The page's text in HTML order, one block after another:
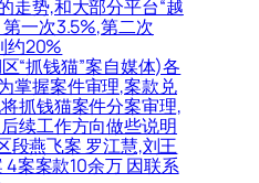
走势,和大部分平台“越
一次3.5%,第二次
约20%
“抓钱猫”案自媒体)各
掌握案件审理,案款兑
抓钱猫案件分案审理,
续工作方向做些说明
段燕飞案 罗江慧,刘王
案案款10余万 因联系